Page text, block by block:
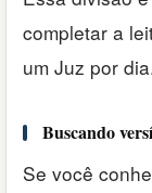
completar a
um Juz por
Buscando
Se você